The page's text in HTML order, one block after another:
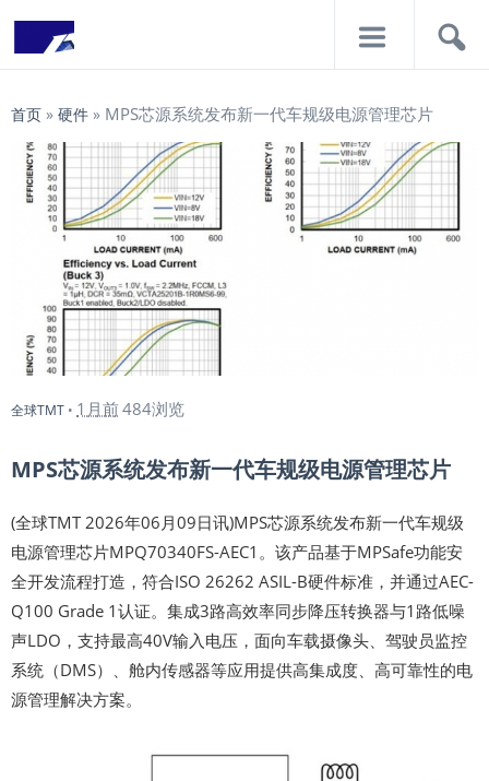
首页 » 硬件 » MPS芯源系统发布新一代车规级电源管理芯片
全球TMT • 1月前484浏览
MPS芯源系统发布新一代车规级电源管理芯片
(全球TMT 2026年06月09日讯)MPS芯源系统发布新一代车规级
电源管理芯片MPQ70340FS-AEC1。该产品基于MPSafe功能安
全开发流程打造，符合ISO 26262 ASIL-B硬件标准，并通过AEC-
Q100 Grade 1认证。集成3路高效率同步降压转换器与1路低噪
声LDO，支持最高40V输入电压，面向车载摄像头、驾驶员监控
系统（DMS）、舱内传感器等应用提供高集成度、高可靠性的电
源管理解决方案。